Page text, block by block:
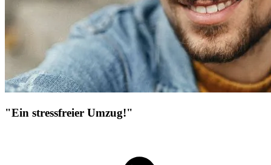
"Ein stressfreier Umzug!"